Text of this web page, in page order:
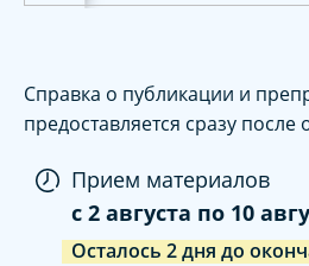
Справка о публикации и
предоставляется сразу после
Прием материалов
c 2 августа по 10
Осталось 2дня до